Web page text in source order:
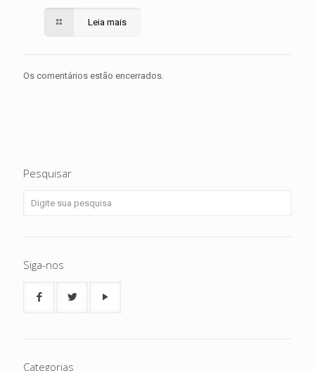
Leia mais
Os comentários estão encerrados.
Pesquisar
Siga-nos
Categorias